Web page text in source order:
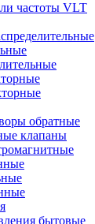
частоты VLT
обратные
клапаны
бытовые